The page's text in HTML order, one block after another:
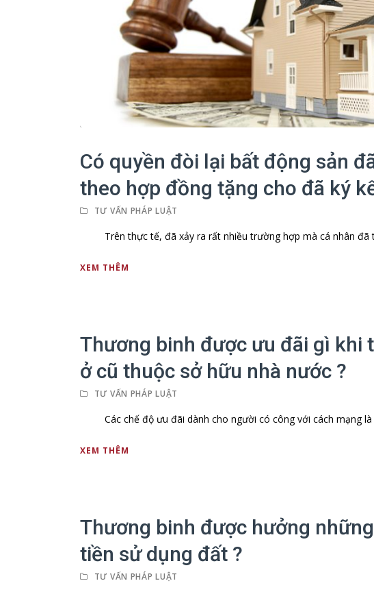
Có quyền đòi lại bất động sản
theo hợp đồng tặng cho đã ký
TƯ VẤN PHÁP LUẬT
Trên thực tế, đã xảy ra rất nhiều trường hợp mà cá nhân đã
XEM THÊM
Thương binh được ưu đãi gì khi
ở cũ thuộc sở hữu nhà nước ?
TƯ VẤN PHÁP LUẬT
Các chế độ ưu đãi dành cho người có công với cách mạng là
XEM THÊM
Thương binh được hưởng
tiền sử dụng đất ?
TƯ VẤN PHÁP LUẬT